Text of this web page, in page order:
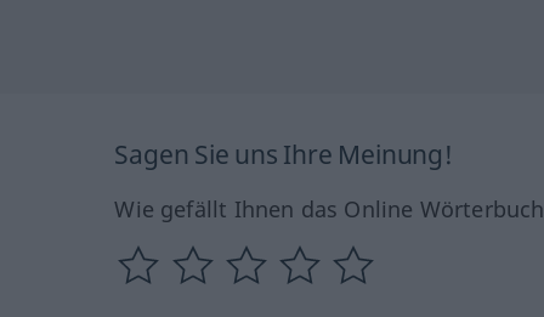
Sagen Sie uns Ihre Meinung!
Wie gefällt Ihnen das Online